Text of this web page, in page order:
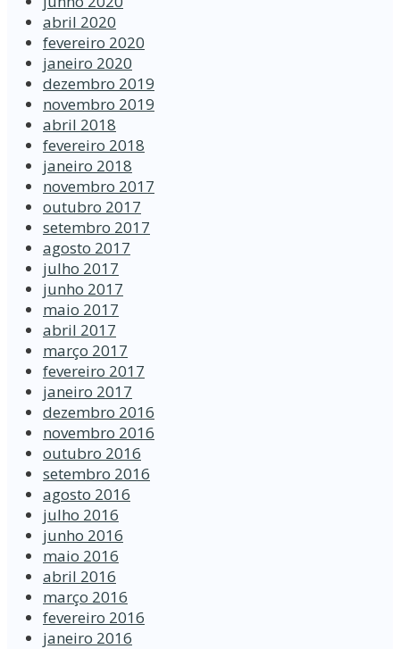
abril 2020
fevereiro 2020
janeiro 2020
dezembro 2019
novembro 2019
abril 2018
fevereiro 2018
janeiro 2018
novembro 2017
outubro 2017
setembro 2017
agosto 2017
julho 2017
junho 2017
maio 2017
abril 2017
março 2017
fevereiro 2017
janeiro 2017
dezembro 2016
novembro 2016
outubro 2016
setembro 2016
agosto 2016
julho 2016
junho 2016
maio 2016
abril 2016
março 2016
fevereiro 2016
janeiro 2016